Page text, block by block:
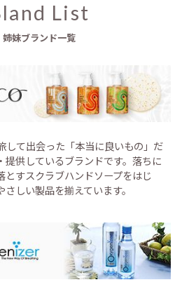
List
姉妹ブランド一覧
して出会った「本当に良いもの」だ
提供しているブランドです。落ちに
とすスクラブハンドソープをはじ
しい製品を揃えています。